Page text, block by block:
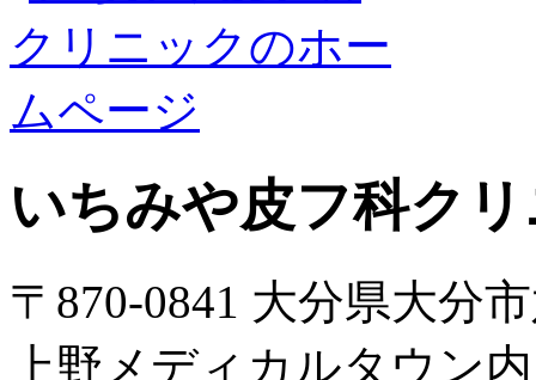
いちみや皮フ科ク
〒870-0841 大分県大分
上野メディカルタウン内